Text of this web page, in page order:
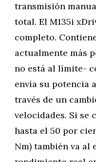
transmisión
total. El M135i
completo.
actualmente más
no está al límite-
envía su potencia
través de un
velocidades. Si se
hasta el 50 por
Nm) también va al